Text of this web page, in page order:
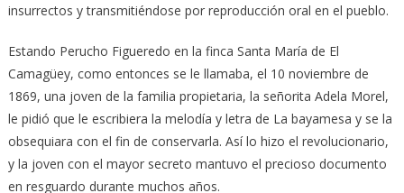
insurrectos y transmitiéndose por reproducción oral en el pueblo.
Estando Perucho Figueredo en la finca Santa María de El
Camagüey, como entonces se le llamaba, el 10 noviembre de
1869, una joven de la familia propietaria, la señorita Adela Morel,
le pidió que le escribiera la melodía y letra de La bayamesa y se la
obsequiara con el fin de conservarla. Así lo hizo el revolucionario,
y la joven con el mayor secreto mantuvo el precioso documento
en resguardo durante muchos años.